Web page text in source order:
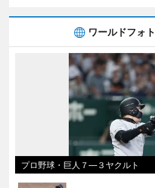
ワールドフォ
プロ野球・巨人７―３ヤクルト